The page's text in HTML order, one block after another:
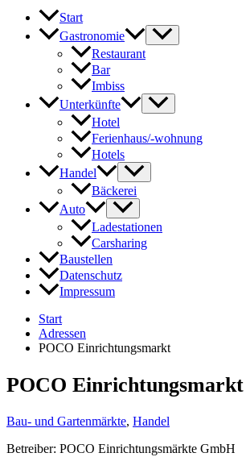
Start
Gastronomie
Restaurant
Bar
Imbiss
Unterkünfte
Hotel
Ferienhaus/-wohnung
Hotels
Handel
Bäckerei
Auto
Ladestationen
Carsharing
Baustellen
Datenschutz
Impressum
Start
Adressen
POCO Einrichtungsmarkt
POCO Einrichtungsmarkt
Bau- und Gartenmärkte, Handel
Betreiber: POCO Einrichtungsmärkte GmbH